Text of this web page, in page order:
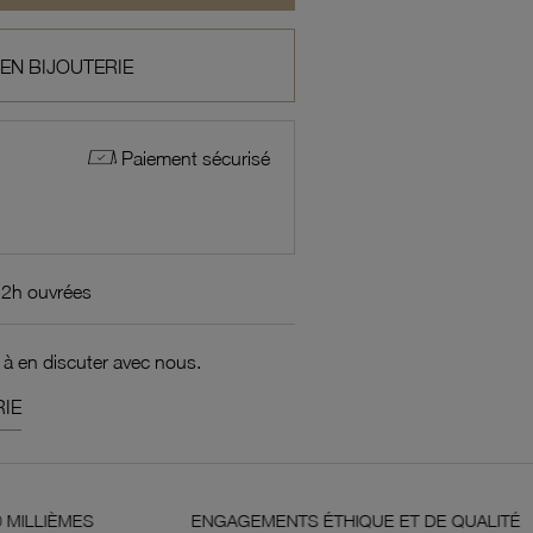
BIJOUTERIE
Paiement sécurisé
ouvrées
en discuter avec nous.
ENGAGEMENTS ÉTHIQUE ET DE QUALITÉ